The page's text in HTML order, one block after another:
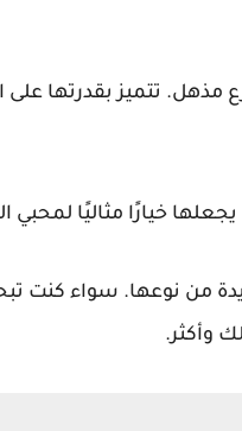
خيارًا مثاليًا لمحبي
فريدة من نوعها. سواء
وأكثر.